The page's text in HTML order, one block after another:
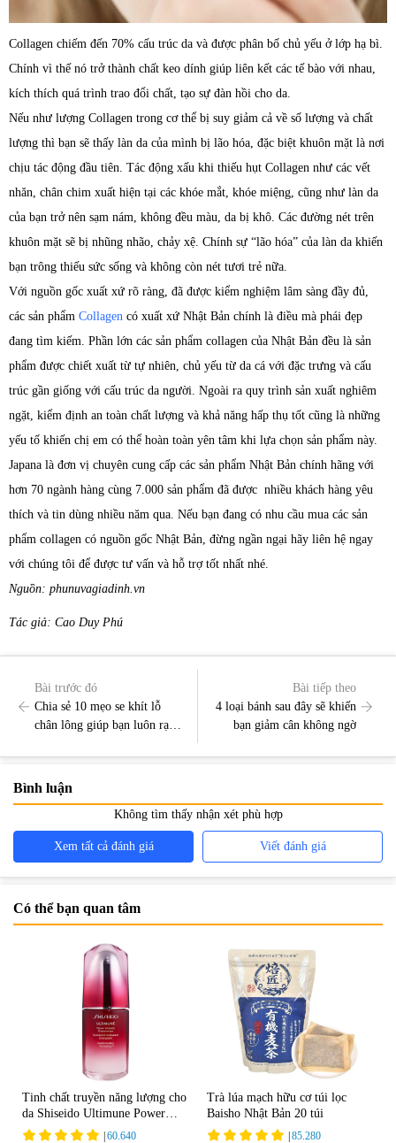
Collagen chiếm đến 70% cấu trúc da và được phân bố chủ yếu ở lớp hạ bì.
Chính vì thế nó trở thành chất keo dính giúp liên kết các tế bào với nhau,
kích thích quá trình trao đổi chất, tạo sự đàn hồi cho da.
Nếu như lượng Collagen trong cơ thể bị suy giảm cả về số lượng và chất
lượng thì bạn sẽ thấy làn da của mình bị lão hóa, đặc biệt khuôn mặt là nơi
chịu tác động đầu tiên. Tác động xấu khi thiếu hụt Collagen như các vết
nhăn, chân chim xuất hiện tại các khóe mắt, khóe miệng, cũng như làn da
của bạn trở nên sạm nám, không đều màu, da bị khô. Các đường nét trên
khuôn mặt sẽ bị nhũng nhão, chảy xệ. Chính sự “lão hóa” của làn da khiến
bạn trông thiếu sức sống và không còn nét tươi trẻ nữa.
Với nguồn gốc xuất xứ rõ ràng, đã được kiểm nghiệm lâm sàng đầy đủ,
các sản phẩm Collagen có xuất xứ Nhật Bản chính là điều mà phái đẹp
đang tìm kiếm. Phần lớn các sản phẩm collagen của Nhật Bản đều là sản
phẩm được chiết xuất từ tự nhiên, chủ yếu từ da cá với đặc trưng và cấu
trúc gần giống với cấu trúc da người. Ngoài ra quy trình sản xuất nghiêm
ngặt, kiểm định an toàn chất lượng và khả năng hấp thụ tốt cũng là những
yếu tố khiến chị em có thể hoàn toàn yên tâm khi lựa chọn sản phẩm này.
Japana là đơn vị chuyên cung cấp các sản phẩm Nhật Bản chính hãng với
hơn 70 ngành hàng cùng 7.000 sản phẩm đã được nhiều khách hàng yêu
thích và tin dùng nhiều năm qua. Nếu bạn đang có nhu cầu mua các sản
phẩm collagen có nguồn gốc Nhật Bản, đừng ngần ngại hãy liên hệ ngay
với chúng tôi để được tư vấn và hỗ trợ tốt nhất nhé.
Nguồn: phunuvagiadinh.vn
Tác giả: Cao Duy Phú
Bài trước đó
Chia sẻ 10 mẹo se khít lỗ
chân lông giúp bạn luôn rạng
Bài tiếp theo
4 loại bánh sau đây sẽ khiến
bạn giảm cân không ngờ
Bình luận
Không tìm thấy nhận xét phù hợp
Xem tất cả đánh giá Viết đánh giá
Có thể bạn quan tâm
Tinh chất truyền năng lượng cho
da Shiseido Ultimune Power
75ml
60.640
Trà lúa mạch hữu cơ túi lọc
Baisho Nhật Bản 20 túi
85.280